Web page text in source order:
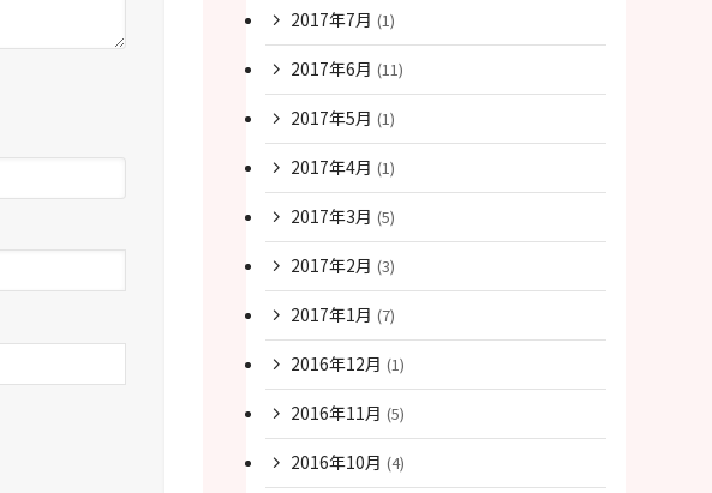
2017年7月 (1)
2017年6月 (11)
2017年5月 (1)
2017年4月 (1)
2017年3月 (5)
2017年2月 (3)
2017年1月 (7)
2016年12月 (1)
2016年11月 (5)
2016年10月 (4)